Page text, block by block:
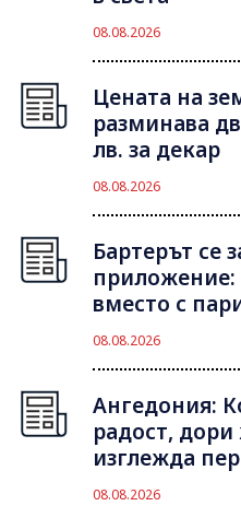
08.08.2026
Цената на
разминава
лв. за декар
08.08.2026
Бартерът се
приложение:
вместо с
08.08.2026
Ангедония:
радост,
изглежда
08.08.2026